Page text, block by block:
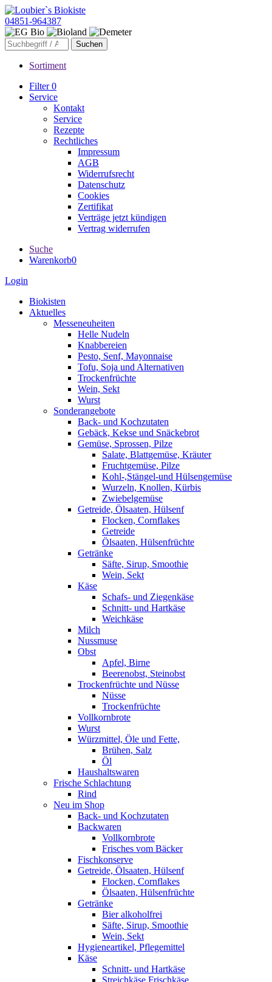
04851-964387
Sortiment
Filter0
Service
Kontakt
Service
Rezepte
Rechtliches
Impressum
AGB
Widerrufsrecht
Datenschutz
Cookies
Zertifikat
Verträge jetzt kündigen
Vertrag widerrufen
Suche
Warenkorb0
Login
Biokisten
Aktuelles
Messeneuheiten
Helle Nudeln
Knabbereien
Pesto, Senf, Mayonnaise
Tofu, Soja und Alternativen
Trockenfrüchte
Wein, Sekt
Wurst
Sonderangebote
Back- und Kochzutaten
Gebäck, Kekse und Snäckebrot
Gemüse, Sprossen, Pilze
Salate, Blattgemüse, Kräuter
Fruchtgemüse, Pilze
Kohl-,Stängel-und Hülsengemüse
Wurzeln, Knollen, Kürbis
Zwiebelgemüse
Getreide, Ölsaaten, Hülsenf
Flocken, Cornflakes
Getreide
Ölsaaten, Hülsenfrüchte
Getränke
Säfte, Sirup, Smoothie
Wein, Sekt
Käse
Schafs- und Ziegenkäse
Schnitt- und Hartkäse
Weichkäse
Milch
Nussmuse
Obst
Apfel, Birne
Beerenobst, Steinobst
Trockenfrüchte und Nüsse
Nüsse
Trockenfrüchte
Vollkornbrote
Wurst
Würzmittel, Öle und Fette,
Brühen, Salz
Öl
Haushaltswaren
Frische Schlachtung
Rind
Neu im Shop
Back- und Kochzutaten
Backwaren
Vollkornbrote
Frisches vom Bäcker
Fischkonserve
Getreide, Ölsaaten, Hülsenf
Flocken, Cornflakes
Ölsaaten, Hülsenfrüchte
Getränke
Bier alkoholfrei
Säfte, Sirup, Smoothie
Wein, Sekt
Hygieneartikel, Pflegemittel
Käse
Schnitt- und Hartkäse
Streichkäse,Frischkäse